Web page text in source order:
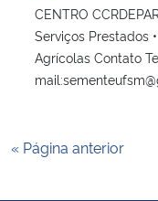
CENTRO
Serviços Prestados
Agrícolas Contato
« Página anterior